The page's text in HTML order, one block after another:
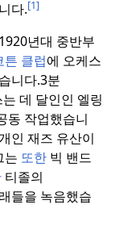
다.[1]
년대 중반부
튼 클럽에 오케스
니다.3분
데 달인인 엘링
동 작업했습니
인 재즈 유산이
는 또한 빅 밴드
티졸의
들을 녹음했습